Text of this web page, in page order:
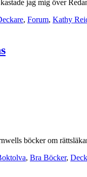
jag mig över
, Forum, Kathy
böcker om
, Bra Böcker,